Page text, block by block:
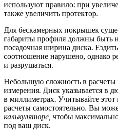
используют правило: при
также увеличить протектор.
Для бескамерных покрышек
габариты профиля должны быть
посадочная ширина диска.
соотношение нарушено, однако
и разрушаться.
Небольшую сложность в расчеты
измерения. Диск указывается в
в миллиметрах. Учитывайте этот
расчеты самостоятельно. Вы
калькуляторе, чтобы
под ваш диск.